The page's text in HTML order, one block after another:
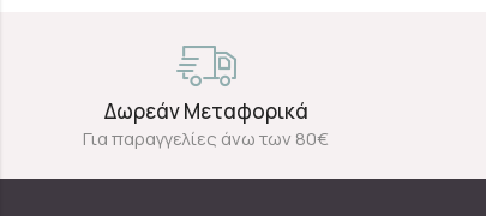
Δωρεάν Μεταφορικά
Για παραγγελίες άνω των 80€